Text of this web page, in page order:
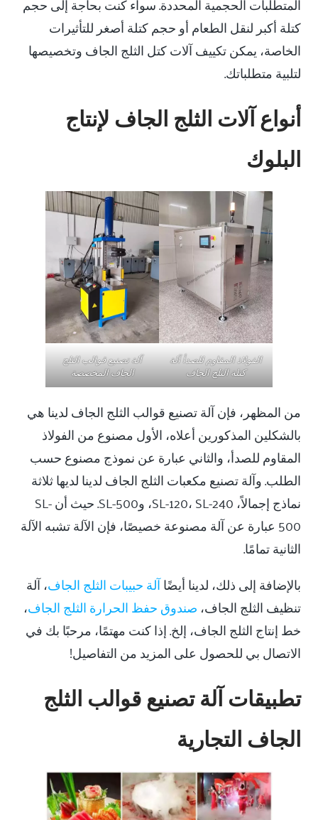
المتطلبات الحجمية المحددة. سواء كنت بحاجة إلى حجم
كتلة أكبر لنقل الطعام أو حجم كتلة أصغر للتأثيرات
الخاصة، يمكن تكييف آلات كتل الثلج الجاف وتخصيصها
لتلبية متطلباتك.
أنواع آلات الثلج الجاف لإنتاج
البلوك
الفولاذ المقاوم للصدأ آلة
كتلة الثلج الجاف
آلة تصنيع قوالب الثلج
الجاف المخصصة
من المظهر، فإن آلة تصنيع قوالب الثلج الجاف لدينا هي
بالشكلين المذكورين أعلاه، الأول مصنوع من الفولاذ
المقاوم للصدأ، والثاني عبارة عن نموذج مصنوع حسب
الطلب. وآلة تصنيع مكعبات الثلج الجاف لدينا لديها ثلاثة
نماذج إجمالاً، SL-120، SL-240، وSL-500. حيث أن SL-
500 عبارة عن آلة مصنوعة خصيصًا، فإن الآلة تشبه الآلة
الثانية تمامًا.
بالإضافة إلى ذلك، لدينا أيضًاآلة حبيبات الثلج الجاف، آلة
تنظيف الثلج الجاف، صندوق حفظ الحرارة الثلج الجاف،
خط إنتاج الثلج الجاف، إلخ. إذا كنت مهتمًا، مرحبًا بك في
الاتصال بي للحصول على المزيد من التفاصيل!
تطبيقات آلة تصنيع قوالب الثلج
الجاف التجارية